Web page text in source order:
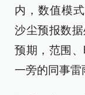
内，数值模
沙尘预报数
预期，范围
一旁的同事雷